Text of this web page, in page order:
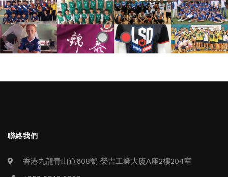
聯絡我們
香港九龍青山道608號 榮吉工業大廈A座2樓204室